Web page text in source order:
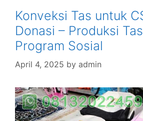
Konveksi Tas untuk
Donasi – Produksi
Program Sosial
April 4, 2025 by admin